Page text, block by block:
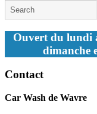
Ouvert du lundi
dimanche
Contact
Car Wash de Wavre